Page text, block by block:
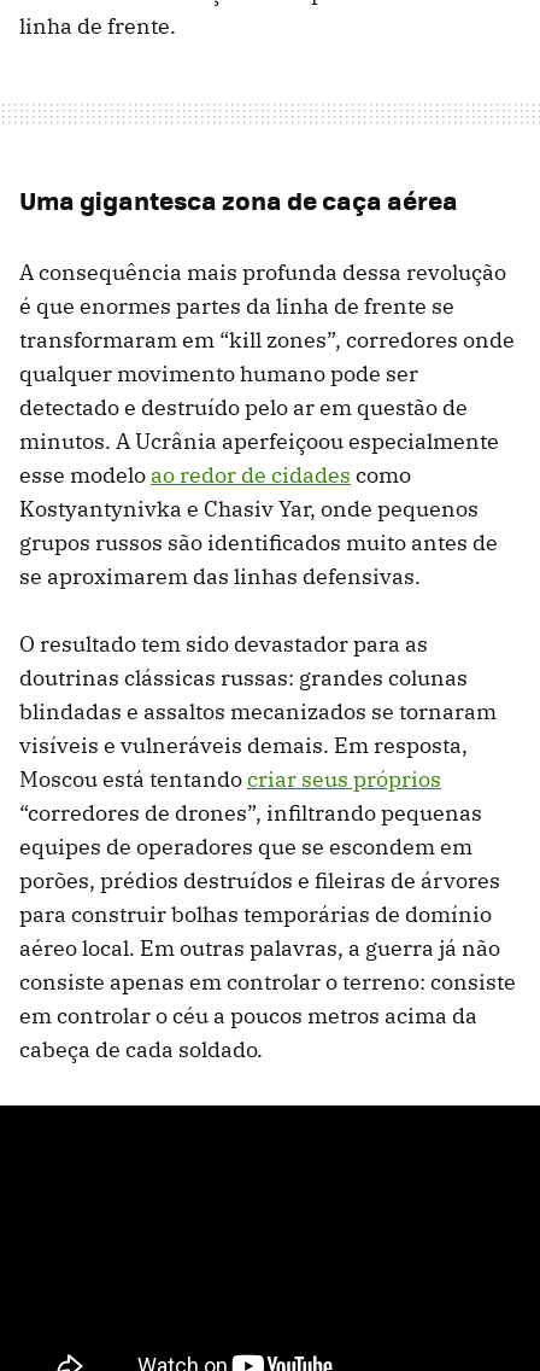
linha de frente.
Uma gigantesca zona de caça aérea
A consequência mais profunda dessa revolução
é que enormes partes da linha de frente se
transformaram em “kill zones”, corredores onde
qualquer movimento humano pode ser
detectado e destruído pelo ar em questão de
minutos. A Ucrânia aperfeiçoou especialmente
esse modelo ao redor de cidades como
Kostyantynivka e Chasiv Yar, onde pequenos
grupos russos são identificados muito antes de
se aproximarem das linhas defensivas.
O resultado tem sido devastador para as
doutrinas clássicas russas: grandes colunas
blindadas e assaltos mecanizados se tornaram
visíveis e vulneráveis demais. Em resposta,
Moscou está tentandocriar seus próprios
“corredores de drones”, infiltrando pequenas
equipes de operadores que se escondem em
porões, prédios destruídos e fileiras de árvores
para construir bolhas temporárias de domínio
aéreo local. Em outras palavras, a guerra já não
consiste apenas em controlar o terreno: consiste
em controlar o céu a poucos metros acima da
cabeça de cada soldado.